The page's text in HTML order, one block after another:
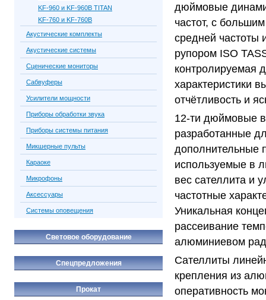
дюймовые
частот, с
средней частоты
рупором ISO
контролируемая
характеристики
отчётливость и
12-ти дюймовые
разработанные
дополнительные
используемые в
вес сателлита и
частотные
Уникальная
рассеивание
алюминиевом
Сателлиты
крепления из
оперативность
KF-960 и KF-960B TITAN
KF-760 и KF-760B
Акустические комплекты
Акустические системы
Сценические мониторы
Сабвуферы
Усилители мощности
Приборы обработки звука
Приборы системы питания
Микшерные пульты
Караоке
Микрофоны
Аксессуары
Системы оповещения
Световое оборудование
Спецпредложения
Прокат